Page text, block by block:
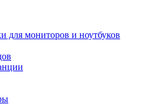
для мониторов и ноутбуков